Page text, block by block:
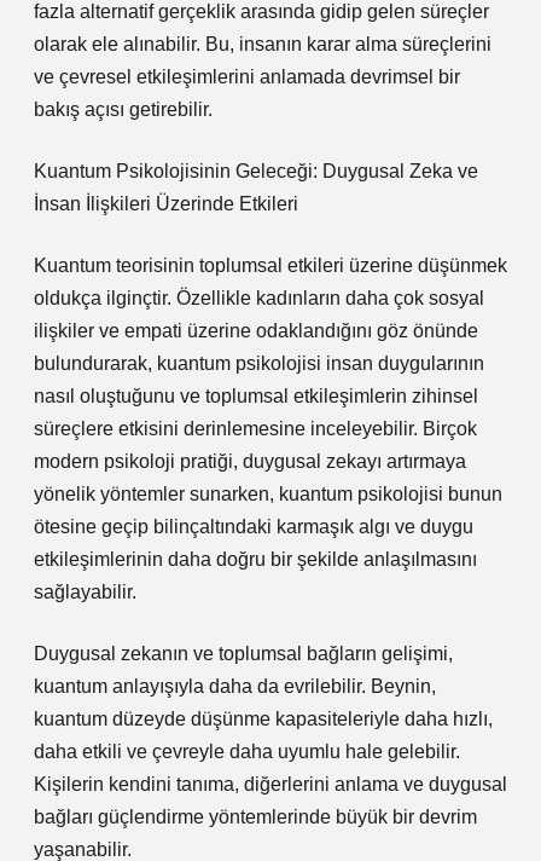
fazla alternatif gerçeklik arasında gidip gelen süreçler
olarak ele alınabilir. Bu, insanın karar alma süreçlerini
ve çevresel etkileşimlerini anlamada devrimsel bir
bakış açısı getirebilir.
Kuantum Psikolojisinin Geleceği: Duygusal Zeka ve
İnsan İlişkileri Üzerinde Etkileri
Kuantum teorisinin toplumsal etkileri üzerine düşünmek
oldukça ilginçtir. Özellikle kadınların daha çok sosyal
ilişkiler ve empati üzerine odaklandığını göz önünde
bulundurarak, kuantum psikolojisi insan duygularının
nasıl oluştuğunu ve toplumsal etkileşimlerin zihinsel
süreçlere etkisini derinlemesine inceleyebilir. Birçok
modern psikoloji pratiği, duygusal zekayı artırmaya
yönelik yöntemler sunarken, kuantum psikolojisi bunun
ötesine geçip bilinçaltındaki karmaşık algı ve duygu
etkileşimlerinin daha doğru bir şekilde anlaşılmasını
sağlayabilir.
Duygusal zekanın ve toplumsal bağların gelişimi,
kuantum anlayışıyla daha da evrilebilir. Beynin,
kuantum düzeyde düşünme kapasiteleriyle daha hızlı,
daha etkili ve çevreyle daha uyumlu hale gelebilir.
Kişilerin kendini tanıma, diğerlerini anlama ve duygusal
bağları güçlendirme yöntemlerinde büyük bir devrim
yaşanabilir.